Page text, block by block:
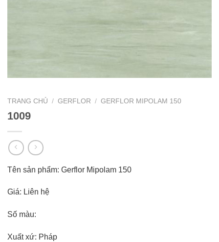
TRANG CHỦ / GERFLOR / GERFLOR MIPOLAM 150
1009
Tên sản phẩm: Gerflor Mipolam 150
Giá: Liên hệ
Số màu:
Xuất xứ: Pháp